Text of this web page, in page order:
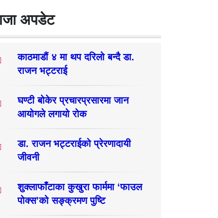
अपडेट
काठमाडौं ४ मा थप दरिलो बन्दै डा.
राजन भट्टराई
घण्टी बोकेर प्रचारप्रसारमा जान
आयोगले लगायो रोक
डा. राजन भट्टराईको प्रेरणादायी
जीवनी
शुक्लाफाँटाका कुखुरा फार्ममा ‘फाउल
पोक्स’को सङ्क्रमण पुष्टि